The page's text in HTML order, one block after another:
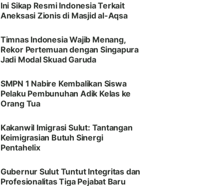
Ini Sikap Resmi Indonesia Terkait
Aneksasi Zionis di Masjid al-Aqsa
Timnas Indonesia Wajib Menang,
Rekor Pertemuan dengan Singapura
Jadi Modal Skuad Garuda
SMPN 1 Nabire Kembalikan Siswa
Pelaku Pembunuhan Adik Kelas ke
Orang Tua
Kakanwil Imigrasi Sulut: Tantangan
Keimigrasian Butuh Sinergi
Pentahelix
Gubernur Sulut Tuntut Integritas dan
Profesionalitas Tiga Pejabat Baru